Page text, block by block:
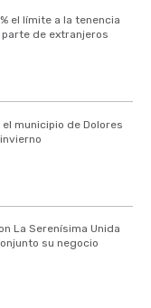
el límite a la tenencia
de extranjeros
municipio de Dolores
La Serenísima Unida
su negocio